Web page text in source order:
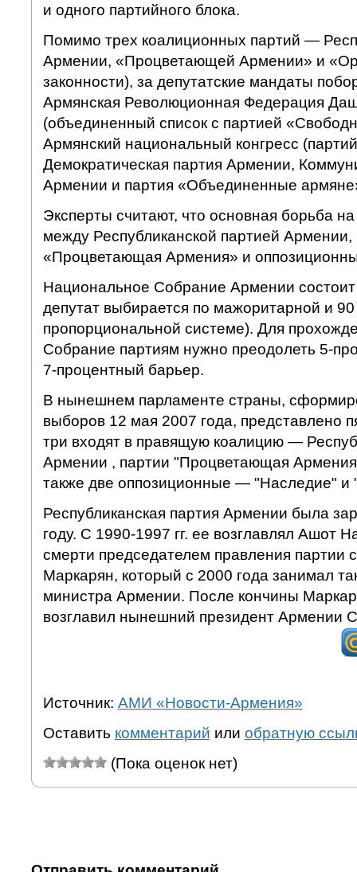
и одного партийного блока.
Помимо трех коалиционных партий —
Армении, «Процветающей Армении» и
законности), за депутатские мандаты
Армянская Революционная Федерация
(объединенный список с партией
Армянский национальный конгресс
Демократическая партия Армении,
Армении и партия «Объединенные
Эксперты считают, что основная борьба
между Республиканской партией Армении,
«Процветающая Армения» и
Национальное Собрание Армении состоит
депутат выбирается по мажоритарной и
пропорциональной системе). Для
Собрание партиям нужно преодолеть 5-
7-процентный барьер.
В нынешнем парламенте страны,
выборов 12 мая 2007 года, представлено
три входят в правящую коалицию —
Армении , партии "Процветающая
также две оппозиционные — "Наследие" и
Республиканская партия Армении была
году. С 1990-1997 гг. ее возглавлял Ашот
смерти председателем правления партии
Маркарян, который с 2000 года занимал
министра Армении. После кончины
возглавил нынешний президент Армении
Источник: АМИ «Новости-Армения»
Оставить комментарий или обратную
(Пока оценок нет)